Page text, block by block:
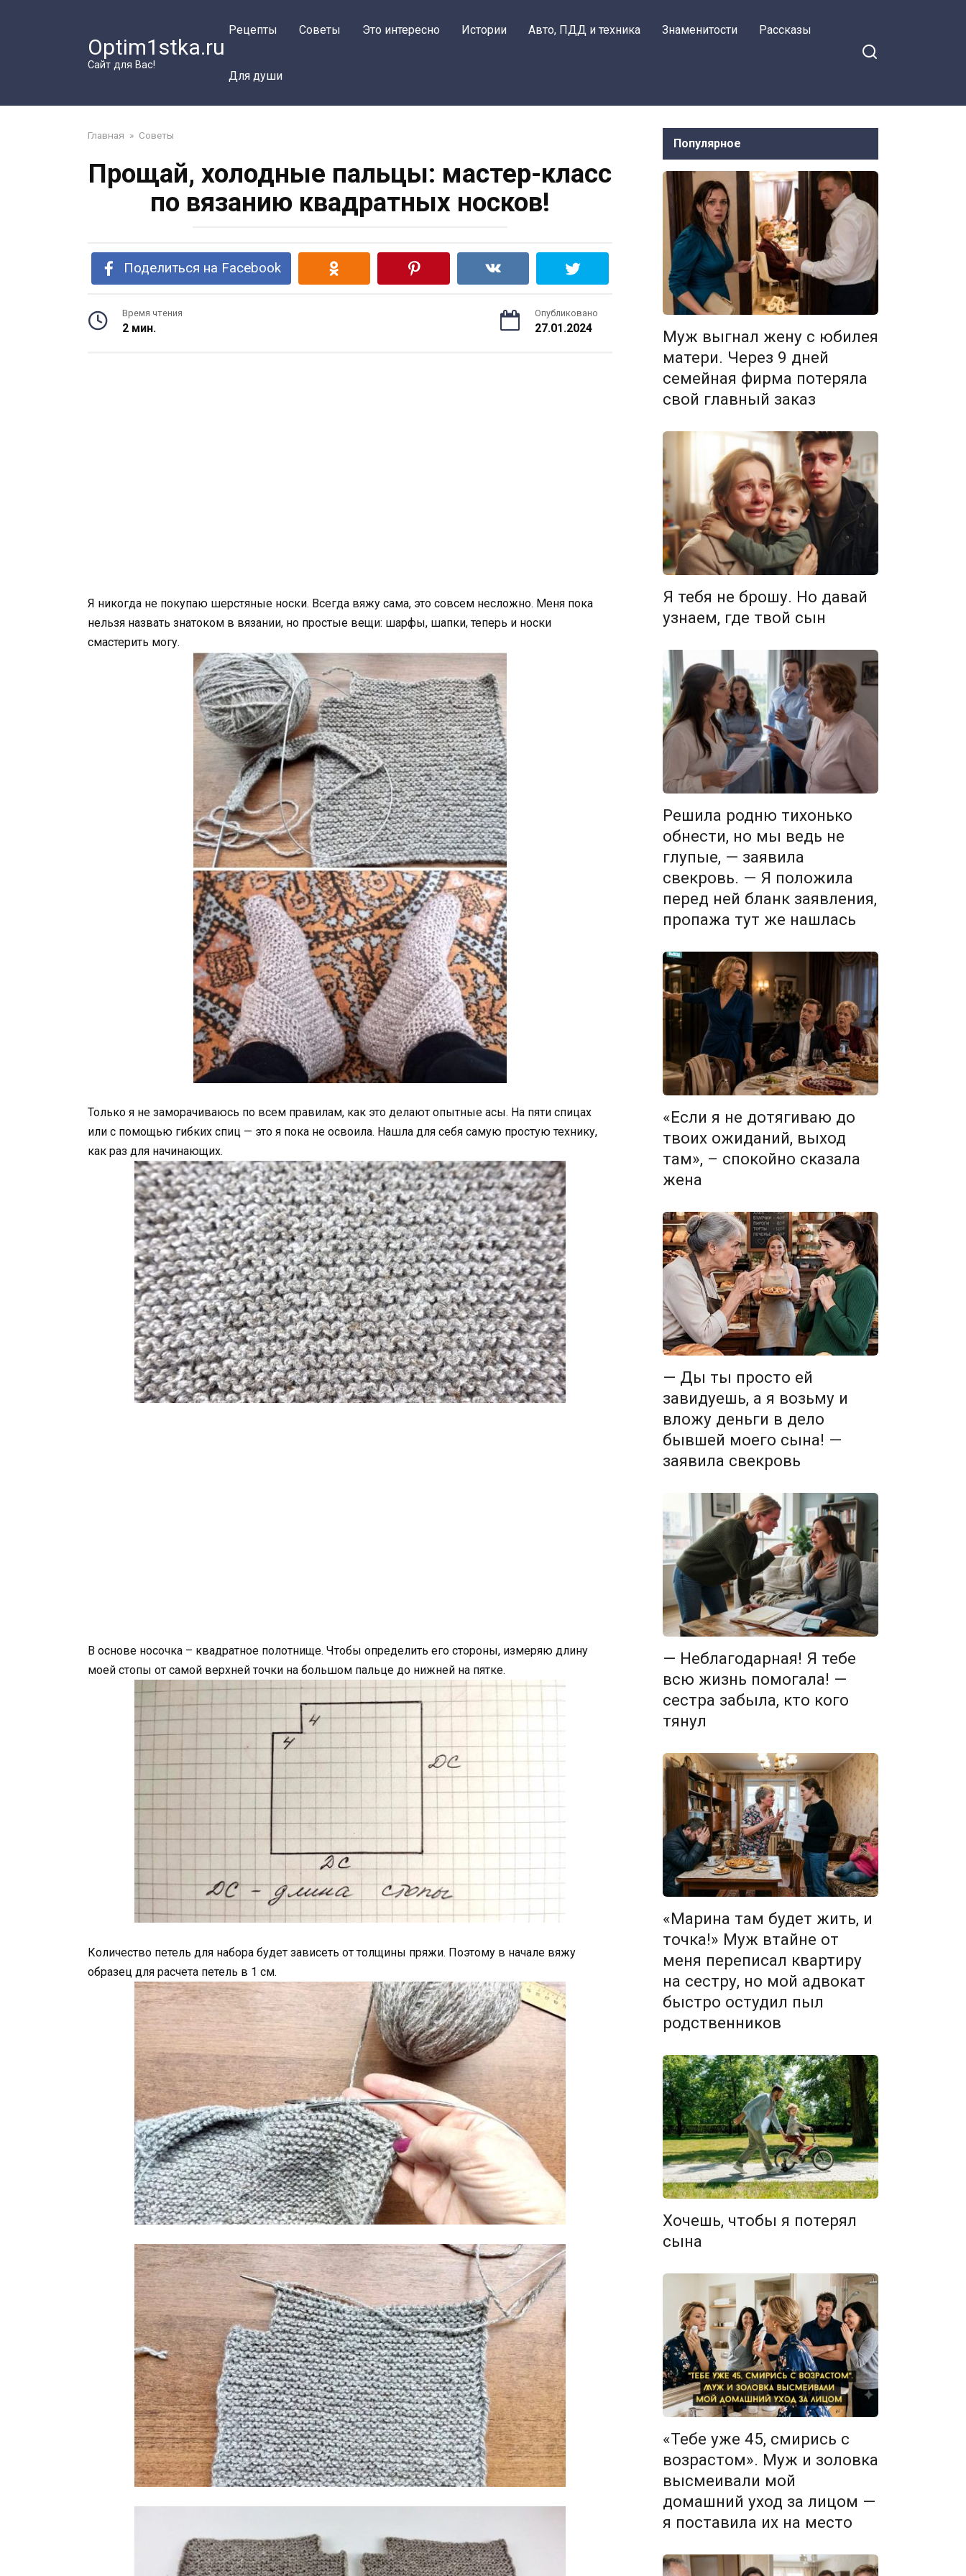
Optim1stka.ru
Сайт для Вас!
Рецепты Советы Это интересно Истории Авто, ПДД и техника Знаменитости Рассказы
Для души
Главная » Советы
Прощай, холодные пальцы: мастер-класс
по вязанию квадратных носков!
Поделиться на Facebook
Время чтения
2 мин.
Опубликовано
27.01.2024
Я никогда не покупаю шерстяные носки. Всегда вяжу сама, это совсем несложно. Меня пока
нельзя назвать знатоком в вязании, но простые вещи: шарфы, шапки, теперь и носки
смастерить могу.
Только я не заморачиваюсь по всем правилам, как это делают опытные асы. На пяти спицах
или с помощью гибких спиц — это я пока не освоила. Нашла для себя самую простую технику,
как раз для начинающих.
В основе носочка – квадратное полотнище. Чтобы определить его стороны, измеряю длину
моей стопы от самой верхней точки на большом пальце до нижней на пятке.
Количество петель для набора будет зависеть от толщины пряжи. Поэтому в начале вяжу
образец для расчета петель в 1 см.
Популярное
Муж выгнал жену с юбилея
матери. Через 9 дней
семейная фирма потеряла
свой главный заказ
Я тебя не брошу. Но давай
узнаем, где твой сын
Решила родню тихонько
обнести, но мы ведь не
глупые, — заявила
свекровь. — Я положила
перед ней бланк заявления,
пропажа тут же нашлась
«Если я не дотягиваю до
твоих ожиданий, выход
там», – спокойно сказала
жена
— Ды ты просто ей
завидуешь, а я возьму и
вложу деньги в дело
бывшей моего сына! —
заявила свекровь
— Неблагодарная! Я тебе
всю жизнь помогала! —
сестра забыла, кто кого
тянул
«Марина там будет жить, и
точка!» Муж втайне от
меня переписал квартиру
на сестру, но мой адвокат
быстро остудил пыл
родственников
Хочешь, чтобы я потерял
сына
«Тебе уже 45, смирись с
возрастом». Муж и золовка
высмеивали мой
домашний уход за лицом —
я поставила их на место